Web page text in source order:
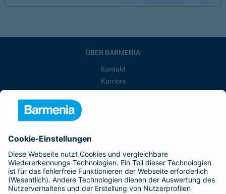
ÜBER BARMENIA
Kontakt
Karriere
Barmenia ist Teil der BarmeniaGothaer
BELIEBTE SEITEN
Kranken-Zusatzversicherung
Tierversicherungen